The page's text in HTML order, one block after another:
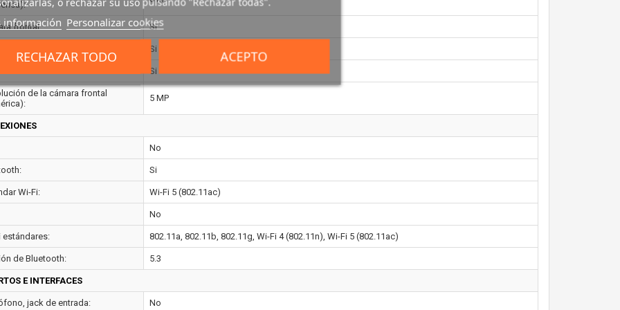
frontal: Si
Si
Si
de la cámara frontal
5 MP
No
Si
Wi-Fi: Wi-Fi 5 (802.11ac)
No
estándares: 802.11a, 802.11b, 802.11g, Wi-Fi 4 (802.11n), Wi-Fi 5 (802.11ac)
de Bluetooth: 5.3
E INTERFACES
jack de entrada: No
información Personalizar cookies
RECHAZAR TODO ACEPTO